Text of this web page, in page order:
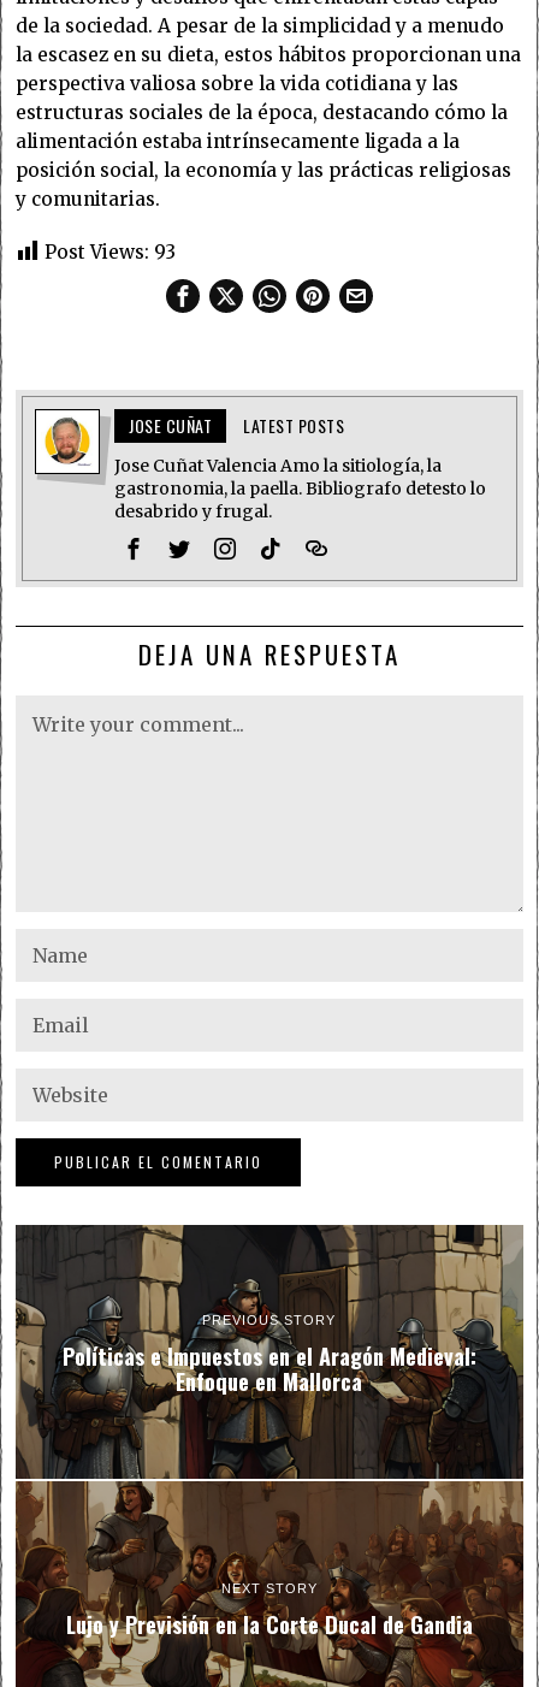
de la sociedad. A pesar de la simplicidad y a menudo
la escasez en su dieta, estos hábitos proporcionan una
perspectiva valiosa sobre la vida cotidiana y las
estructuras sociales de la época, destacando cómo la
alimentación estaba intrínsecamente ligada a la
posición social, la economía y las prácticas religiosas
y comunitarias.
Post Views: 93
JOSE CUÑAT LATEST POSTS
Jose Cuñat Valencia Amo la sitiología, la
gastronomia, la paella. Bibliografo detesto lo
desabrido y frugal.
DEJA UNA RESPUESTA
PREVIOUS STORY
Políticas e Impuestos en el Aragón Medieval:
Enfoque en Mallorca
NEXT STORY
Lujo y Previsión en la Corte Ducal de Gandia